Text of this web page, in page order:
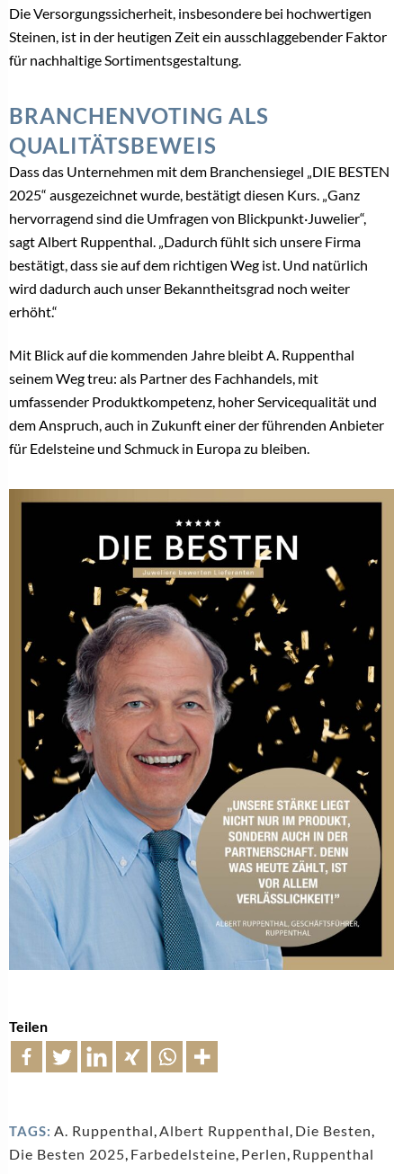
Die Versorgungssicherheit, insbesondere bei hochwertigen
Steinen, ist in der heutigen Zeit ein ausschlaggebender Faktor
für nachhaltige Sortimentsgestaltung.
BRANCHENVOTING ALS
QUALITÄTSBEWEIS
Dass das Unternehmen mit dem Branchensiegel „DIE BESTEN
2025“ ausgezeichnet wurde, bestätigt diesen Kurs. „Ganz
hervorragend sind die Umfragen von Blickpunkt·Juwelier“,
sagt Albert Ruppenthal. „Dadurch fühlt sich unsere Firma
bestätigt, dass sie auf dem richtigen Weg ist. Und natürlich
wird dadurch auch unser Bekanntheitsgrad noch weiter
erhöht.“
Mit Blick auf die kommenden Jahre bleibt A. Ruppenthal
seinem Weg treu: als Partner des Fachhandels, mit
umfassender Produktkompetenz, hoher Servicequalität und
dem Anspruch, auch in Zukunft einer der führenden Anbieter
für Edelsteine und Schmuck in Europa zu bleiben.
Teilen
TAGS: A. Ruppenthal,Albert Ruppenthal, Die Besten,
Die Besten 2025, Farbedelsteine, Perlen, Ruppenthal